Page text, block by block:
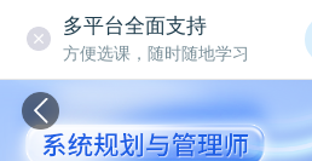
多平台全面支持
方便选课，随时随地学习